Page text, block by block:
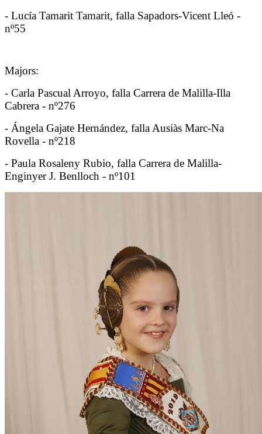
- Lucía Tamarit Tamarit, falla Sapadors-Vicent Lleó -
nº55
Majors:
- Carla Pascual Arroyo, falla Carrera de Malilla-Illa
Cabrera - nº276
- Ángela Gajate Hernández, falla Ausiàs Marc-Na
Rovella - nº218
- Paula Rosaleny Rubio, falla Carrera de Malilla-
Enginyer J. Benlloch - nº101